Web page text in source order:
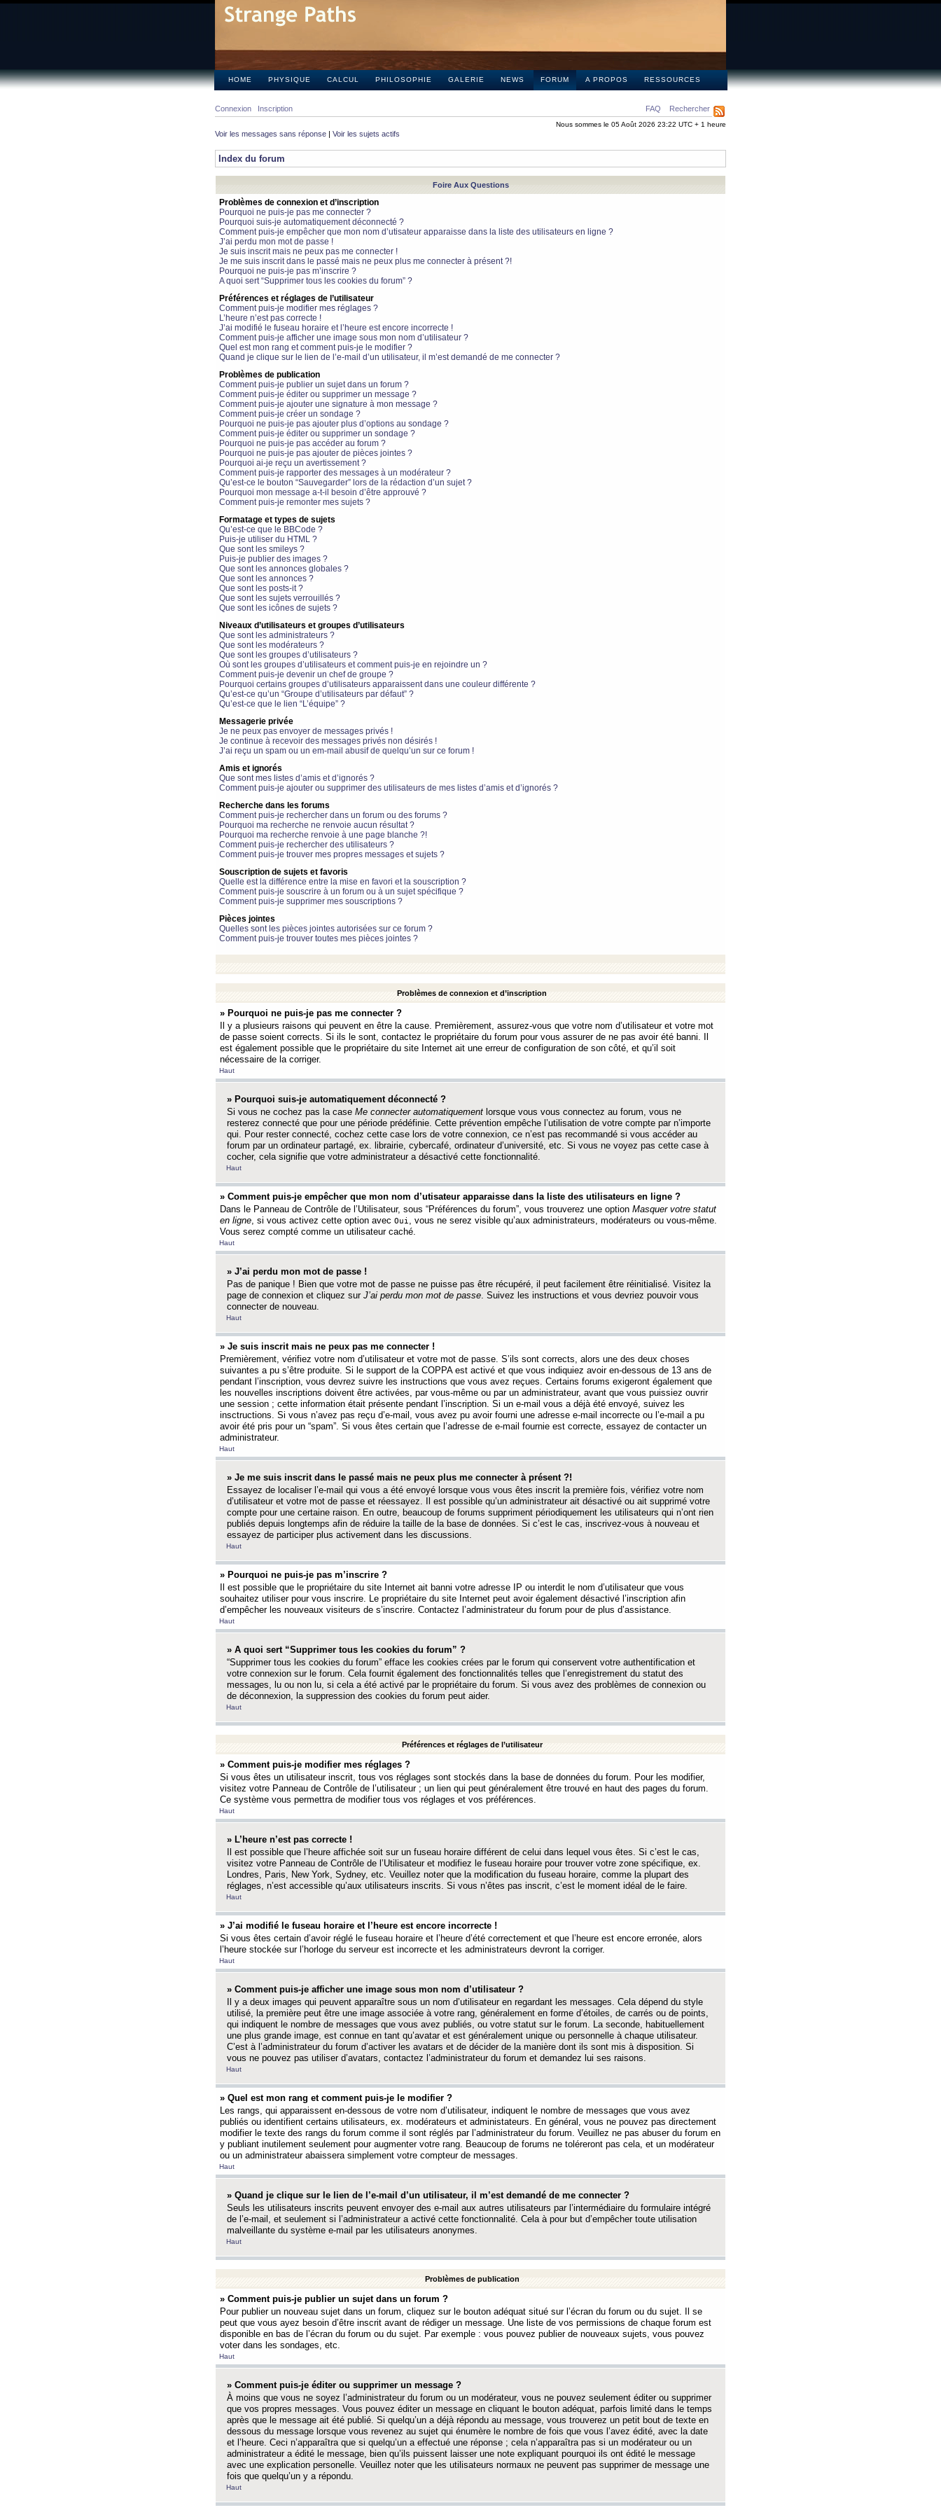
HOME PHYSIQUE CALCUL PHILOSOPHIE GALERIE NEWS FORUM A PROPOS RESSOURCES
FAQ Rechercher
Connexion Inscription
Nous sommes le 05 Août 2026 23:22 UTC + 1 heure
Voir les messages sans réponse | Voir les sujets actifs
Index du forum
Foire Aux Questions
Problèmes de connexion et d’inscription
Pourquoi ne puis-je pas me connecter ?
Pourquoi suis-je automatiquement déconnecté ?
Comment puis-je empêcher que mon nom d’utisateur apparaisse dans la liste des utilisateurs en ligne ?
J’ai perdu mon mot de passe !
Je suis inscrit mais ne peux pas me connecter !
Je me suis inscrit dans le passé mais ne peux plus me connecter à présent ?!
Pourquoi ne puis-je pas m’inscrire ?
A quoi sert “Supprimer tous les cookies du forum” ?
Préférences et réglages de l’utilisateur
Comment puis-je modifier mes réglages ?
L’heure n’est pas correcte !
J’ai modifié le fuseau horaire et l’heure est encore incorrecte !
Comment puis-je afficher une image sous mon nom d’utilisateur ?
Quel est mon rang et comment puis-je le modifier ?
Quand je clique sur le lien de l’e-mail d’un utilisateur, il m’est demandé de me connecter ?
Problèmes de publication
Comment puis-je publier un sujet dans un forum ?
Comment puis-je éditer ou supprimer un message ?
Comment puis-je ajouter une signature à mon message ?
Comment puis-je créer un sondage ?
Pourquoi ne puis-je pas ajouter plus d’options au sondage ?
Comment puis-je éditer ou supprimer un sondage ?
Pourquoi ne puis-je pas accéder au forum ?
Pourquoi ne puis-je pas ajouter de pièces jointes ?
Pourquoi ai-je reçu un avertissement ?
Comment puis-je rapporter des messages à un modérateur ?
Qu’est-ce le bouton “Sauvegarder” lors de la rédaction d’un sujet ?
Pourquoi mon message a-t-il besoin d’être approuvé ?
Comment puis-je remonter mes sujets ?
Formatage et types de sujets
Qu’est-ce que le BBCode ?
Puis-je utiliser du HTML ?
Que sont les smileys ?
Puis-je publier des images ?
Que sont les annonces globales ?
Que sont les annonces ?
Que sont les posts-it ?
Que sont les sujets verrouillés ?
Que sont les icônes de sujets ?
Niveaux d’utilisateurs et groupes d’utilisateurs
Que sont les administrateurs ?
Que sont les modérateurs ?
Que sont les groupes d’utilisateurs ?
Où sont les groupes d’utilisateurs et comment puis-je en rejoindre un ?
Comment puis-je devenir un chef de groupe ?
Pourquoi certains groupes d’utilisateurs apparaissent dans une couleur différente ?
Qu’est-ce qu’un “Groupe d’utilisateurs par défaut” ?
Qu’est-ce que le lien “L’équipe” ?
Messagerie privée
Je ne peux pas envoyer de messages privés !
Je continue à recevoir des messages privés non désirés !
J’ai reçu un spam ou un em-mail abusif de quelqu’un sur ce forum !
Amis et ignorés
Que sont mes listes d’amis et d’ignorés ?
Comment puis-je ajouter ou supprimer des utilisateurs de mes listes d’amis et d’ignorés ?
Recherche dans les forums
Comment puis-je rechercher dans un forum ou des forums ?
Pourquoi ma recherche ne renvoie aucun résultat ?
Pourquoi ma recherche renvoie à une page blanche ?!
Comment puis-je rechercher des utilisateurs ?
Comment puis-je trouver mes propres messages et sujets ?
Souscription de sujets et favoris
Quelle est la différence entre la mise en favori et la souscription ?
Comment puis-je souscrire à un forum ou à un sujet spécifique ?
Comment puis-je supprimer mes souscriptions ?
Pièces jointes
Quelles sont les pièces jointes autorisées sur ce forum ?
Comment puis-je trouver toutes mes pièces jointes ?
Problèmes de connexion et d’inscription
» Pourquoi ne puis-je pas me connecter ?
Il y a plusieurs raisons qui peuvent en être la cause. Premièrement, assurez-vous que votre nom d’utilisateur et votre mot
de passe soient corrects. Si ils le sont, contactez le propriétaire du forum pour vous assurer de ne pas avoir été banni. Il
est également possible que le propriétaire du site Internet ait une erreur de configuration de son côté, et qu’il soit
nécessaire de la corriger.
Haut
» Pourquoi suis-je automatiquement déconnecté ?
Si vous ne cochez pas la case Me connecter automatiquement lorsque vous vous connectez au forum, vous ne
resterez connecté que pour une période prédéfinie. Cette prévention empêche l’utilisation de votre compte par n’importe
qui. Pour rester connecté, cochez cette case lors de votre connexion, ce n’est pas recommandé si vous accéder au
forum par un ordinateur partagé, ex. librairie, cybercafé, ordinateur d’université, etc. Si vous ne voyez pas cette case à
cocher, cela signifie que votre administrateur a désactivé cette fonctionnalité.
Haut
» Comment puis-je empêcher que mon nom d’utisateur apparaisse dans la liste des utilisateurs en ligne ?
Dans le Panneau de Contrôle de l’Utilisateur, sous “Préférences du forum”, vous trouverez une option Masquer votre statut
en ligne, si vous activez cette option avec Oui , vous ne serez visible qu’aux administrateurs, modérateurs ou vous-même.
Vous serez compté comme un utilisateur caché.
Haut
» J’ai perdu mon mot de passe !
Pas de panique ! Bien que votre mot de passe ne puisse pas être récupéré, il peut facilement être réinitialisé. Visitez la
page de connexion et cliquez sur J’ai perdu mon mot de passe. Suivez les instructions et vous devriez pouvoir vous
connecter de nouveau.
Haut
» Je suis inscrit mais ne peux pas me connecter !
Premièrement, vérifiez votre nom d’utilisateur et votre mot de passe. S’ils sont corrects, alors une des deux choses
suivantes a pu s’être produite. Si le support de la COPPA est activé et que vous indiquiez avoir en-dessous de 13 ans de
pendant l’inscription, vous devrez suivre les instructions que vous avez reçues. Certains forums exigeront également que
les nouvelles inscriptions doivent être activées, par vous-même ou par un administrateur, avant que vous puissiez ouvrir
une session ; cette information était présente pendant l’inscription. Si un e-mail vous a déjà été envoyé, suivez les
insctructions. Si vous n’avez pas reçu d’e-mail, vous avez pu avoir fourni une adresse e-mail incorrecte ou l’e-mail a pu
avoir été pris pour un “spam”. Si vous êtes certain que l’adresse de e-mail fournie est correcte, essayez de contacter un
administrateur.
Haut
» Je me suis inscrit dans le passé mais ne peux plus me connecter à présent ?!
Essayez de localiser l’e-mail qui vous a été envoyé lorsque vous vous êtes inscrit la première fois, vérifiez votre nom
d’utilisateur et votre mot de passe et réessayez. Il est possible qu’un administrateur ait désactivé ou ait supprimé votre
compte pour une certaine raison. En outre, beaucoup de forums suppriment périodiquement les utilisateurs qui n’ont rien
publiés depuis longtemps afin de réduire la taille de la base de données. Si c’est le cas, inscrivez-vous à nouveau et
essayez de participer plus activement dans les discussions.
Haut
» Pourquoi ne puis-je pas m’inscrire ?
Il est possible que le propriétaire du site Internet ait banni votre adresse IP ou interdit le nom d’utilisateur que vous
souhaitez utiliser pour vous inscrire. Le propriétaire du site Internet peut avoir également désactivé l’inscription afin
d’empêcher les nouveaux visiteurs de s’inscrire. Contactez l’administrateur du forum pour de plus d’assistance.
Haut
» A quoi sert “Supprimer tous les cookies du forum” ?
“Supprimer tous les cookies du forum” efface les cookies crées par le forum qui conservent votre authentification et
votre connexion sur le forum. Cela fournit également des fonctionnalités telles que l’enregistrement du statut des
messages, lu ou non lu, si cela a été activé par le propriétaire du forum. Si vous avez des problèmes de connexion ou
de déconnexion, la suppression des cookies du forum peut aider.
Haut
Préférences et réglages de l’utilisateur
» Comment puis-je modifier mes réglages ?
Si vous êtes un utilisateur inscrit, tous vos réglages sont stockés dans la base de données du forum. Pour les modifier,
visitez votre Panneau de Contrôle de l’utilisateur ; un lien qui peut généralement être trouvé en haut des pages du forum.
Ce système vous permettra de modifier tous vos réglages et vos préférences.
Haut
» L’heure n’est pas correcte !
Il est possible que l’heure affichée soit sur un fuseau horaire différent de celui dans lequel vous êtes. Si c’est le cas,
visitez votre Panneau de Contrôle de l’Utilisateur et modifiez le fuseau horaire pour trouver votre zone spécifique, ex.
Londres, Paris, New York, Sydney, etc. Veuillez noter que la modification du fuseau horaire, comme la plupart des
réglages, n’est accessible qu’aux utilisateurs inscrits. Si vous n’êtes pas inscrit, c’est le moment idéal de le faire.
Haut
» J’ai modifié le fuseau horaire et l’heure est encore incorrecte !
Si vous êtes certain d’avoir réglé le fuseau horaire et l’heure d’été correctement et que l’heure est encore erronée, alors
l’heure stockée sur l’horloge du serveur est incorrecte et les administrateurs devront la corriger.
Haut
» Comment puis-je afficher une image sous mon nom d’utilisateur ?
Il y a deux images qui peuvent apparaître sous un nom d’utilisateur en regardant les messages. Cela dépend du style
utilisé, la première peut être une image associée à votre rang, généralement en forme d’étoiles, de carrés ou de points,
qui indiquent le nombre de messages que vous avez publiés, ou votre statut sur le forum. La seconde, habituellement
une plus grande image, est connue en tant qu’avatar et est généralement unique ou personnelle à chaque utilisateur.
C’est à l’administrateur du forum d’activer les avatars et de décider de la manière dont ils sont mis à disposition. Si
vous ne pouvez pas utiliser d’avatars, contactez l’administrateur du forum et demandez lui ses raisons.
Haut
» Quel est mon rang et comment puis-je le modifier ?
Les rangs, qui apparaissent en-dessous de votre nom d’utilisateur, indiquent le nombre de messages que vous avez
publiés ou identifient certains utilisateurs, ex. modérateurs et administateurs. En général, vous ne pouvez pas directement
modifier le texte des rangs du forum comme il sont réglés par l’administrateur du forum. Veuillez ne pas abuser du forum en
y publiant inutilement seulement pour augmenter votre rang. Beaucoup de forums ne toléreront pas cela, et un modérateur
ou un administrateur abaissera simplement votre compteur de messages.
Haut
» Quand je clique sur le lien de l’e-mail d’un utilisateur, il m’est demandé de me connecter ?
Seuls les utilisateurs inscrits peuvent envoyer des e-mail aux autres utilisateurs par l’intermédiaire du formulaire intégré
de l’e-mail, et seulement si l’administrateur a activé cette fonctionnalité. Cela à pour but d’empêcher toute utilisation
malveillante du système e-mail par les utilisateurs anonymes.
Haut
Problèmes de publication
» Comment puis-je publier un sujet dans un forum ?
Pour publier un nouveau sujet dans un forum, cliquez sur le bouton adéquat situé sur l’écran du forum ou du sujet. Il se
peut que vous ayez besoin d’être inscrit avant de rédiger un message. Une liste de vos permissions de chaque forum est
disponible en bas de l’écran du forum ou du sujet. Par exemple : vous pouvez publier de nouveaux sujets, vous pouvez
voter dans les sondages, etc.
Haut
» Comment puis-je éditer ou supprimer un message ?
À moins que vous ne soyez l’administrateur du forum ou un modérateur, vous ne pouvez seulement éditer ou supprimer
que vos propres messages. Vous pouvez éditer un message en cliquant le bouton adéquat, parfois limité dans le temps
après que le message ait été publié. Si quelqu’un a déjà répondu au message, vous trouverez un petit bout de texte en
dessous du message lorsque vous revenez au sujet qui énumère le nombre de fois que vous l’avez édité, avec la date
et l’heure. Ceci n’apparaîtra que si quelqu’un a effectué une réponse ; cela n’apparaîtra pas si un modérateur ou un
administrateur a édité le message, bien qu’ils puissent laisser une note expliquant pourquoi ils ont édité le message
avec une explication personelle. Veuillez noter que les utilisateurs normaux ne peuvent pas supprimer de message une
fois que quelqu’un y a répondu.
Haut